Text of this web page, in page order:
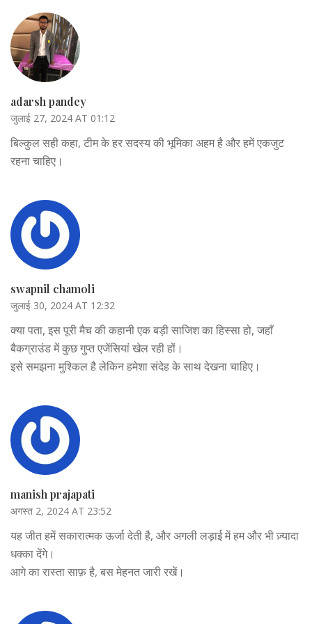
adarsh pandey
जुलाई 27, 2024 AT 01:12
बिल्कुल सही कहा, टीम के हर सदस्य की भूमिका अहम है और हमें एकजुट
रहना चाहिए।
swapnil chamoli
जुलाई 30, 2024 AT 12:32
क्या पता, इस पूरी मैच की कहानी एक बड़ी साजिश का हिस्सा हो, जहाँ
बैकग्राउंड में कुछ गुप्त एजेंसियां खेल रही हों।
इसे समझना मुश्किल है लेकिन हमेशा संदेह के साथ देखना चाहिए।
manish prajapati
अगस्त 2, 2024 AT 23:52
यह जीत हमें सकारात्मक ऊर्जा देती है, और अगली लड़ाई में हम और भी ज़्यादा
धक्का देंगे।
आगे का रास्ता साफ़ है, बस मेहनत जारी रखें।